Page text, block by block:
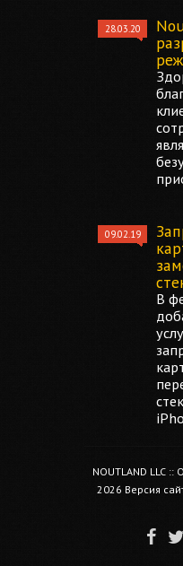
28.03.20
09.02.19
В
NOUTLAND LLC
2026 Версия
F T